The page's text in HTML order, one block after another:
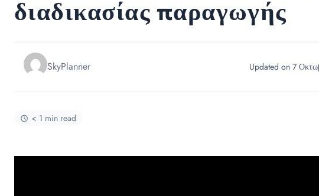
διαδικασίας παραγωγής
SkyPlanner Updated on 7
< 1 min read